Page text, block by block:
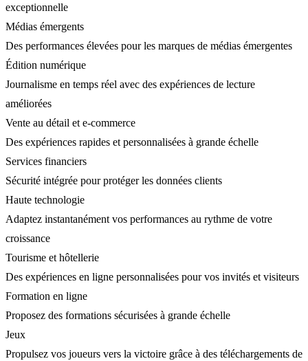
exceptionnelle
Médias émergents
Des performances élevées pour les marques de médias émergentes
Édition numérique
Journalisme en temps réel avec des expériences de lecture
améliorées
Vente au détail et e-commerce
Des expériences rapides et personnalisées à grande échelle
Services financiers
Sécurité intégrée pour protéger les données clients
Haute technologie
Adaptez instantanément vos performances au rythme de votre
croissance
Tourisme et hôtellerie
Des expériences en ligne personnalisées pour vos invités et visiteurs
Formation en ligne
Proposez des formations sécurisées à grande échelle
Jeux
Propulsez vos joueurs vers la victoire grâce à des téléchargements de